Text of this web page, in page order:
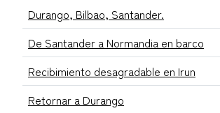
Durango, Bilbao, Santander.
De Santander a Normandia en barco
Recibimiento desagradable en Irun
Retornar a Durango